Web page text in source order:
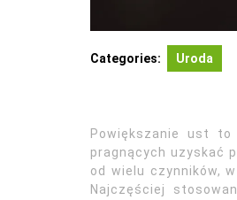
Categories: Uroda
Powiększanie ust
pragnących uzyskać
od wielu czynników,
Najczęściej